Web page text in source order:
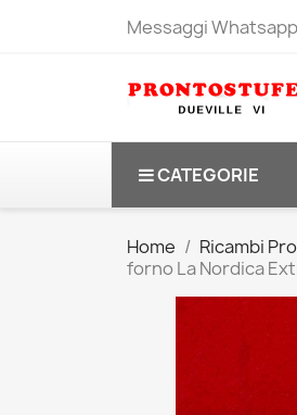
Messaggi
CATEGORIE
Home Ricambi
forno La Nordica